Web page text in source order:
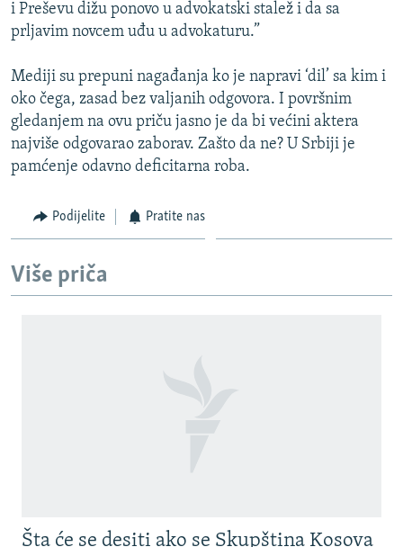
i Preševu dižu ponovo u advokatski stalež i da sa
prljavim novcem uđu u advokaturu.”
Mediji su prepuni nagađanja ko je napravi ‘dil’ sa kim i
oko čega, zasad bez valjanih odgovora. I površnim
gledanjem na ovu priču jasno je da bi većini aktera
najviše odgovarao zaborav. Zašto da ne? U Srbiji je
pamćenje odavno deficitarna roba.
Podijelite Pratite nas
Više priča
Šta će se desiti ako se Skupština Kosova